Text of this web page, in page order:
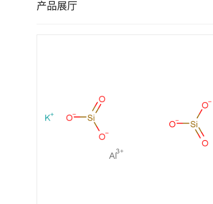
产品展厅